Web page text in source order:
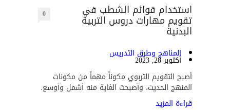
استخدام قوائم الشطب في
تقويم مهارات دروس التربية
البدنية
0
المناهج وطرق التدريس
أكتوبر 28, 2023
أصبح التقويم التربوي مكوناً مهماً من مكونات
المنهج الحديث، وأصبحت الغاية منه أشمل وأوسع.
قراءة المزيد